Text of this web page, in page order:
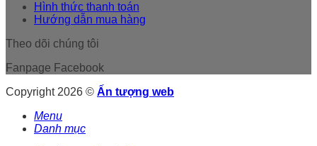
Hình thức thanh toán
Hướng dẫn mua hàng
Theo dõi chúng tôi
Fanpage Facebook
Copyright 2026 © Ấn tượng web
Menu
Danh mục